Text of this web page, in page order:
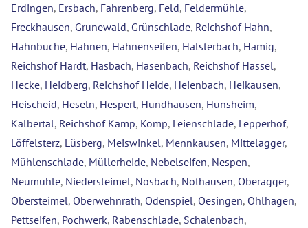
Erdingen, Ersbach, Fahrenberg, Feld, Feldermühle,
Freckhausen, Grunewald, Grünschlade, Reichshof Hahn,
Hahnbuche, Hähnen, Hahnenseifen, Halsterbach, Hamig,
Reichshof Hardt, Hasbach, Hasenbach, Reichshof Hassel,
Hecke, Heidberg, Reichshof Heide, Heienbach, Heikausen,
Heischeid, Heseln, Hespert, Hundhausen, Hunsheim,
Kalbertal, Reichshof Kamp, Komp, Leienschlade, Lepperhof,
Löffelsterz, Lüsberg, Meiswinkel, Mennkausen, Mittelagger,
Mühlenschlade, Müllerheide, Nebelseifen, Nespen,
Neumühle, Niedersteimel, Nosbach, Nothausen, Oberagger,
Obersteimel, Oberwehnrath, Odenspiel, Oesingen, Ohlhagen,
Pettseifen, Pochwerk, Rabenschlade, Schalenbach,